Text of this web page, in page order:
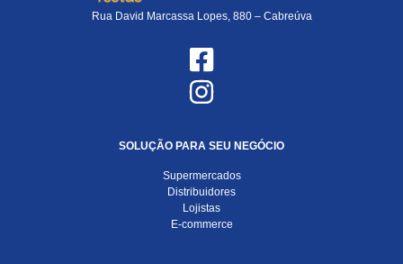
Rua David Marcassa Lopes, 880 – Cabreúva
SOLUÇÃO PARA SEU NEGÓCIO
Supermercados
Distribuidores
Lojistas
E-commerce